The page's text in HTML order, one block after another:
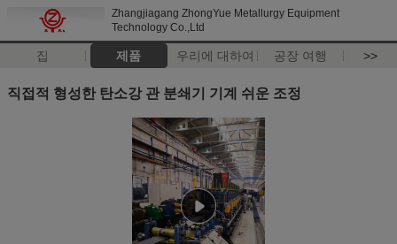
Zhangjiagang ZhongYue Metallurgy Equipment
Technology Co.,Ltd
집 제품 우리에 대하여 공장 여행 >>
직접적 형성한 탄소강 관 분쇄기 기계 쉬운 조정